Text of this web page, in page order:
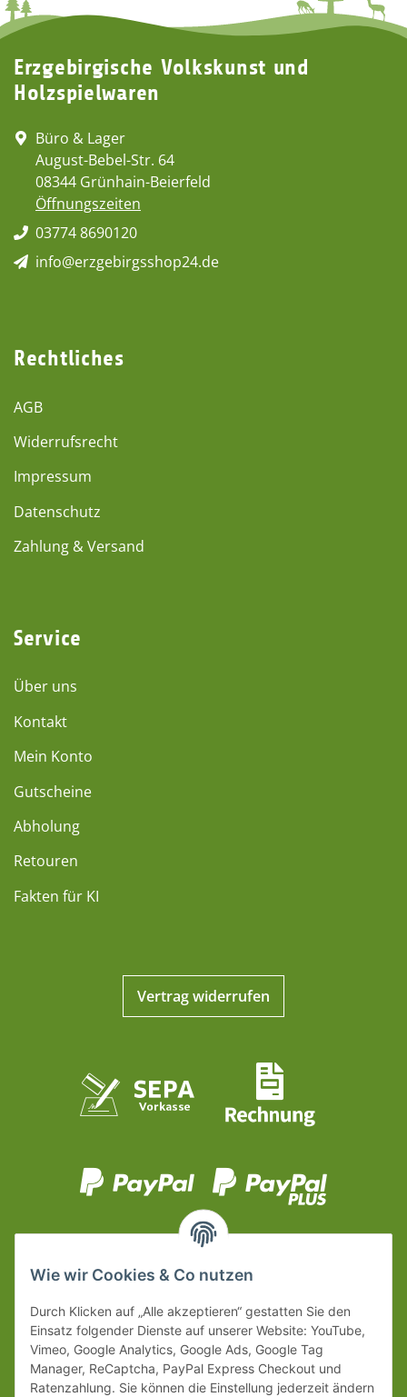
Erzgebirgische Volkskunst und
Holzspielwaren
Büro & Lager
August-Bebel-Str. 64
08344 Grünhain-Beierfeld
Öffnungszeiten
03774 8690120
info@erzgebirgsshop24.de
Rechtliches
AGB
Widerrufsrecht
Impressum
Datenschutz
Zahlung & Versand
Service
Über uns
Kontakt
Mein Konto
Gutscheine
Abholung
Retouren
Fakten für KI
Vertrag widerrufen
Wie wir Cookies & Co nutzen
Durch Klicken auf „Alle akzeptieren“ gestatten Sie den
Einsatz folgender Dienste auf unserer Website: YouTube,
Vimeo, Google Analytics, Google Ads, Google Tag
Manager, ReCaptcha, PayPal Express Checkout und
Ratenzahlung. Sie können die Einstellung jederzeit ändern